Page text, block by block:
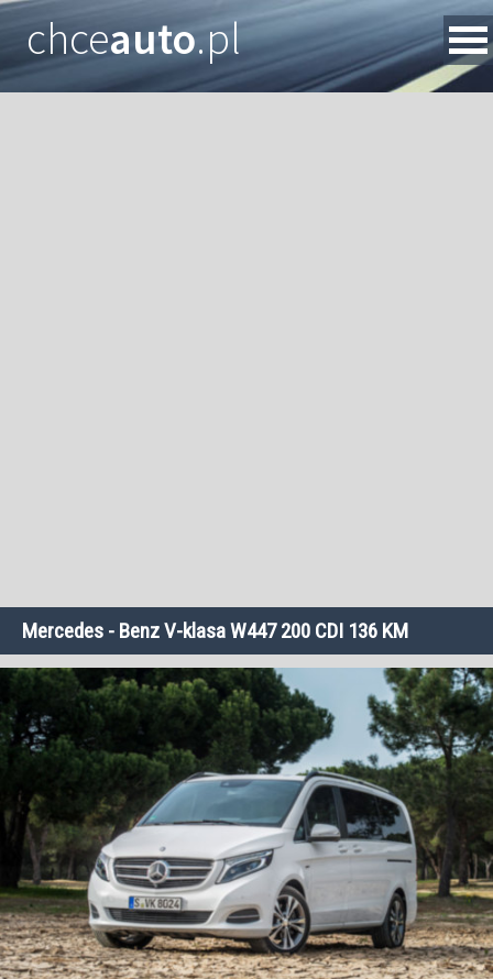
chceauto.pl
Mercedes - Benz V-klasa W447 200 CDI 136 KM